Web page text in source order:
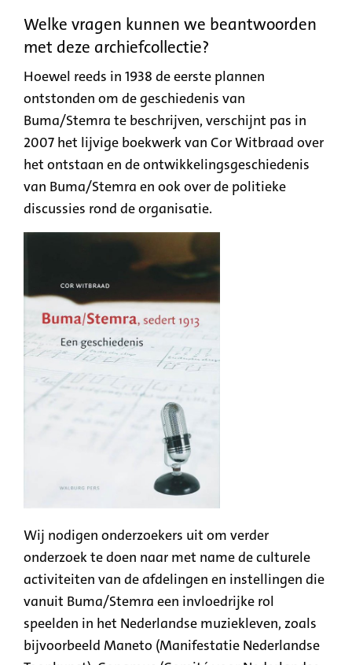
Welke vragen kunnen we beantwoorden
met deze archiefcollectie?
Hoewel reeds in 1938 de eerste plannen
ontstonden om de geschiedenis van
Buma/Stemra te beschrijven, verschijnt pas in
2007 het lijvige boekwerk van Cor Witbraad over
het ontstaan en de ontwikkelingsgeschiedenis
van Buma/Stemra en ook over de politieke
discussies rond de organisatie.
Wij nodigen onderzoekers uit om verder
onderzoek te doen naar met name de culturele
activiteiten van de afdelingen en instellingen die
vanuit Buma/Stemra een invloedrijke rol
speelden in het Nederlandse muziekleven, zoals
bijvoorbeeld Maneto (Manifestatie Nederlandse